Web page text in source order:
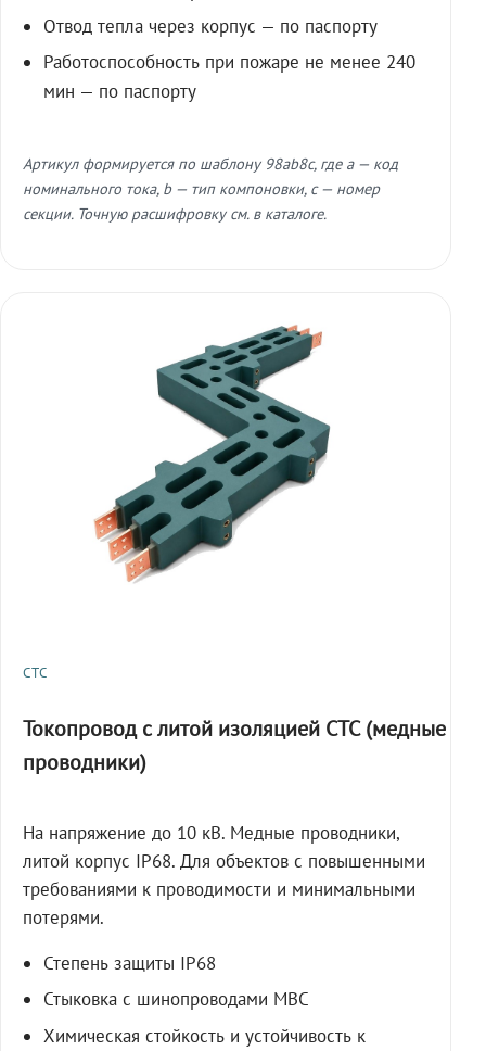
Отвод тепла через корпус — по паспорту
Работоспособность при пожаре не менее 240
мин — по паспорту
Артикул формируется по шаблону 98ab8c, где a — код
номинального тока, b — тип компоновки, c — номер
секции. Точную расшифровку см. в каталоге.
СТС
Токопровод с литой изоляцией СТС (медные
проводники)
На напряжение до 10 кВ. Медные проводники,
литой корпус IP68. Для объектов с повышенными
требованиями к проводимости и минимальными
потерями.
Степень защиты IP68
Стыковка с шинопроводами МВС
Химическая стойкость и устойчивость к